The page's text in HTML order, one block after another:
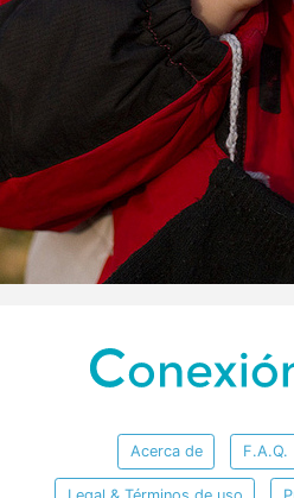
Acerca de F.A.Q.